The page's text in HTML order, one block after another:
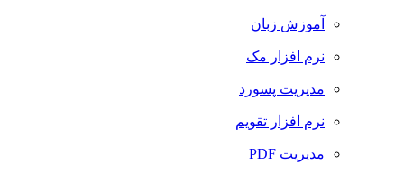
آموزش زبان
نرم افزار مک
مدیریت پسورد
نرم افزار تقویم
مدیریت PDF